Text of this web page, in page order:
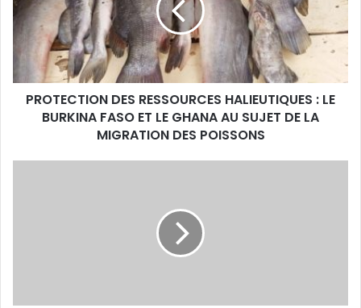
PROTECTION DES RESSOURCES HALIEUTIQUES : LE
BURKINA FASO ET LE GHANA AU SUJET DE LA
MIGRATION DES POISSONS